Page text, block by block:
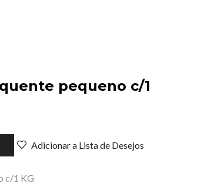
pequeno c/1
Adicionar a Lista de Desejos
c/1 KG